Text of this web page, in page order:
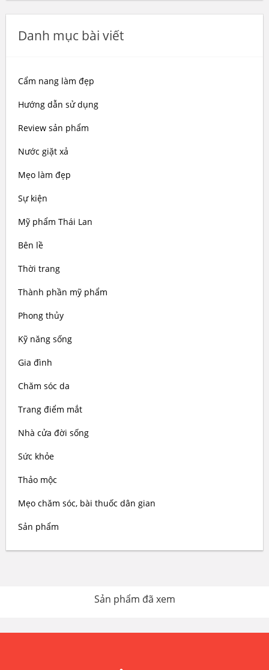
Danh mục bài viết
Cẩm nang làm đẹp
Hướng dẫn sử dụng
Review sản phẩm
Nước giặt xả
Mẹo làm đẹp
Sự kiện
Mỹ phẩm Thái Lan
Bên lề
Thời trang
Thành phần mỹ phẩm
Phong thủy
Kỹ năng sống
Gia đình
Chăm sóc da
Trang điểm mắt
Nhà cửa đời sống
Sức khỏe
Thảo mộc
Mẹo chăm sóc, bài thuốc dân gian
Sản phẩm
Sản phẩm đã xem